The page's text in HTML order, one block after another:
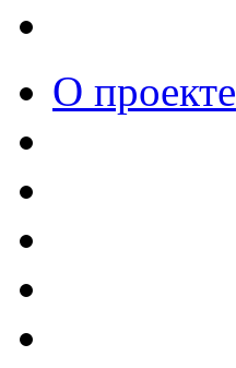
О проекте